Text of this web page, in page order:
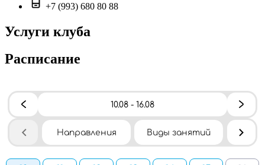
+7 (993) 680 80 88
Услуги клуба
Расписание